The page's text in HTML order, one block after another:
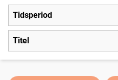
Tidsperiod
Titel